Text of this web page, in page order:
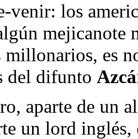
venir: los
millonarios, es
del difunto
aparte de un
un lord inglés,